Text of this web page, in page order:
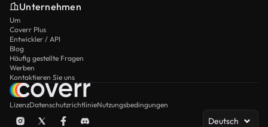
Unternehmen
Um
Coverr Plus
Entwickler / API
Blog
Häufig gestellte Fragen
Werben
Kontaktieren Sie uns
LizenzDatenschutzrichtlinieNutzungsbedingungen
Deutsch